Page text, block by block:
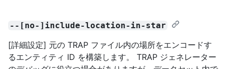
--[no-]include-location-in-star
[詳細設定] 元の TRAP ファイル内の場所をエンコードす
るエンティティ ID を構築します。 TRAP ジェネレーター